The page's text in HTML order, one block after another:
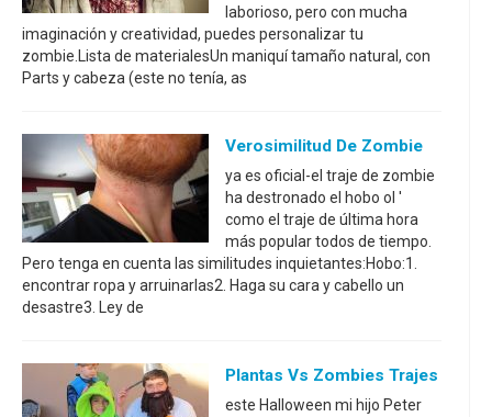
laborioso, pero con mucha
imaginación y creatividad, puedes personalizar tu
zombie.Lista de materialesUn maniquí tamaño natural, con
Parts y cabeza (este no tenía, as
Verosimilitud De Zombie
ya es oficial-el traje de zombie
ha destronado el hobo ol '
como el traje de última hora
más popular todos de tiempo.
Pero tenga en cuenta las similitudes inquietantes:Hobo:1.
encontrar ropa y arruinarlas2. Haga su cara y cabello un
desastre3. Ley de
Plantas Vs Zombies Trajes
este Halloween mi hijo Peter